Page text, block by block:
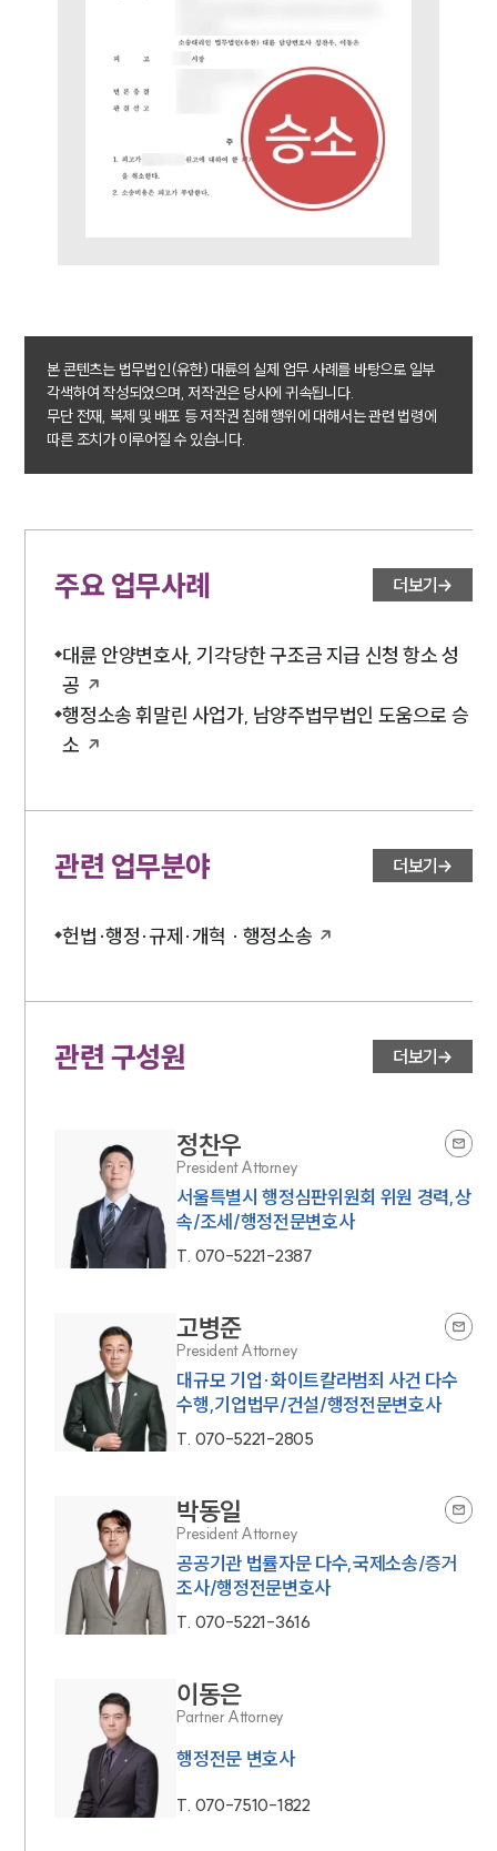
법률지식인
고객후기
업무분야
헌법·행정·규제·개혁그룹 업무
행정전문변호사
소식/자료
언론보도
공지사항
뉴스레터/브로슈어
본 콘텐츠는 법무법인(유한) 대륜의 실제 업무 사례를 바탕으로 일부
각색하여 작성되었으며, 저작권은 당사에 귀속됩니다.
무단 전재, 복제 및 배포 등 저작권 침해 행위에 대해서는 관련 법령에
따른 조치가 이루어질 수 있습니다.
주요 업무사례 더보기
대륜 안양변호사, 기각당한 구조금 지급 신청 항소 성
공
행정소송 휘말린 사업가, 남양주법무법인 도움으로 승
소
관련 업무분야 더보기
헌법·행정·규제·개혁 · 행정소송
관련 구성원 더보기
정찬우
President Attorney
서울특별시 행정심판위원회 위원 경력,상
속/조세/행정전문변호사
T. 070-5221-2387
고병준
President Attorney
대규모 기업·화이트칼라범죄 사건 다수
수행,기업법무/건설/행정전문변호사
T. 070-5221-2805
박동일
President Attorney
공공기관 법률자문 다수,국제소송/증거
조사/행정전문변호사
T. 070-5221-3616
이동은
Partner Attorney
행정전문 변호사
T. 070-7510-1822